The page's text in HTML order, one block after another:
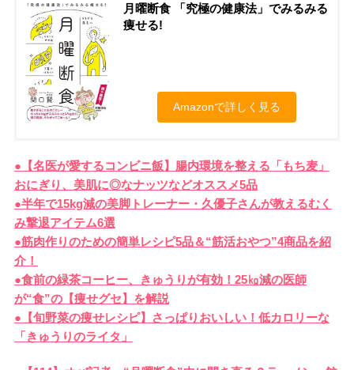
月曜断食 「究極の健康法」でみるみる
痩せる!
Amazonで詳しく見る
●【名医が愛するコンビニ飯】腸内環境を整える「もち麦」
おにぎり、美肌に◎なナッツなどオススメ5品
●半年で15kg減の美脚トレーナー・久優子さんが教えるむく
み撃退アイテム6選
●筋肉作りのための簡単レシピ5品＆“筋活おやつ”4商品を紹
介！
●食前の緑茶コーヒー、きゅうりが有効！25㎏減の医師
が“食”の【痩せグセ】を解説
●【旬野菜の痩せレシピ】さっぱりおいしい！低カロリーな
「きゅうりのライタ」